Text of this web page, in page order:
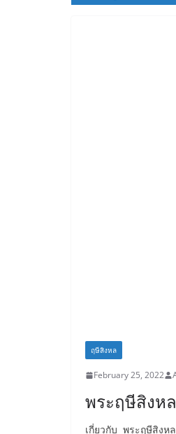
ฤษีสิงหล
February 25, 2022
พระฤษีสิงหล
เกี่ยวกับ พระฤษีสิงห